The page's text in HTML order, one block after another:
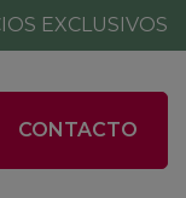
EXCLUSIVOS
CONTACTO